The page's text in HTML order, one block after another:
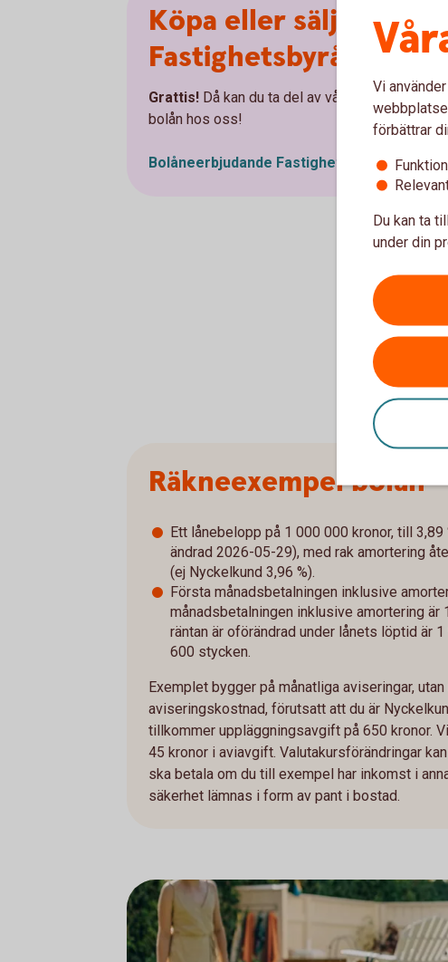
Köpa eller sälja via
Fastighetsbyrån?
Grattis! Då kan du ta del av vårt erbjudande
bolån hos oss!
Bolåneerbjudande Fastighetsbyrån
Räkneexempel bolån
Ett lånebelopp på 1 000 000 kronor, till
ändrad 2026-05-29), med rak amortering
(ej Nyckelkund 3,96 %).
Första månadsbetalningen inklusive
månadsbetalningen inklusive amortering
räntan är oförändrad under lånets löptid är
600 stycken.
Exemplet bygger på månatliga aviseringar,
aviseringskostnad, förutsatt att du är
tillkommer uppläggningsavgift på 650 kronor.
45 kronor i aviavgift. Valutakursförändringar
ska betala om du till exempel har inkomst i
säkerhet lämnas i form av pant i bostad.
Vi
förbättrar
Du kan ta
under din